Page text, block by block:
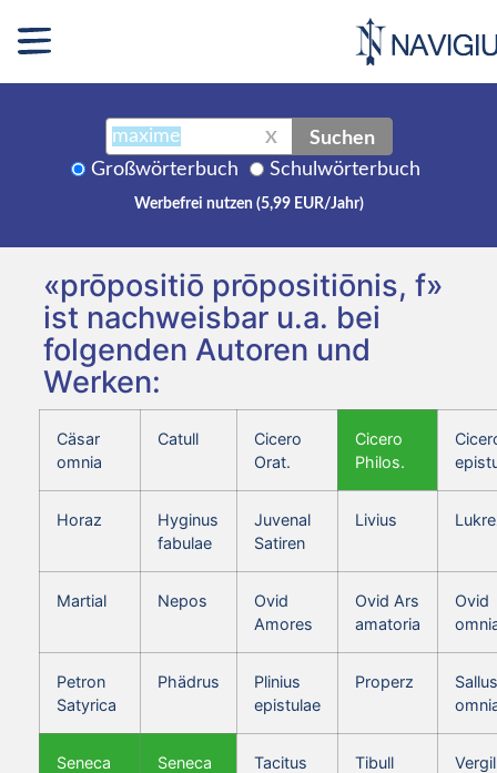
X Suchen
Großwörterbuch Schulwörterbuch
Werbefrei nutzen (5,99 EUR/Jahr)
«prōpositiō prōpositiōnis, f»
ist nachweisbar u.a. bei
folgenden Autoren und
Werken:
Cäsar
omnia
Catull
Cicero
Orat.
Cicero
Philos.
Horaz
Hyginus
fabulae
Juvenal
Satiren
Livius
Martial Nepos
Ovid
Amores
Ovid Ars
amatoria
Ovid
Petron
Satyrica
Phädrus
Plinius
epistulae
Properz
Seneca
Seneca
Tacitus
Tibull
Vergil